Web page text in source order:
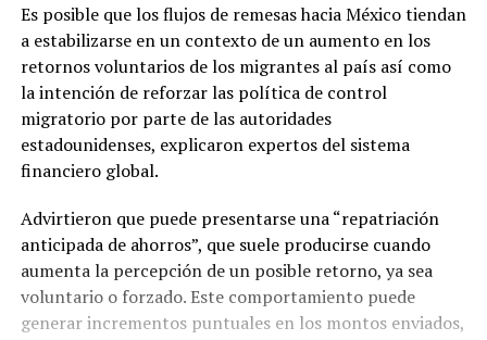
Es posible que los flujos de remesas hacia México tiendan
a estabilizarse en un contexto de un aumento en los
retornos voluntarios de los migrantes al país así como
la intención de reforzar las política de control
migratorio por parte de las autoridades
estadounidenses, explicaron expertos del sistema
financiero global.
Advirtieron que puede presentarse una “repatriación
anticipada de ahorros”, que suele producirse cuando
aumenta la percepción de un posible retorno, ya sea
voluntario o forzado. Este comportamiento puede
generar incrementos puntuales en los montos enviados,